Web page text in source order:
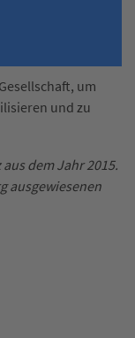
um
und zu
dem Jahr 2015.
ausgewiesenen